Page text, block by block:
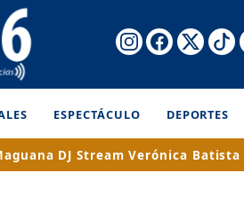
ESPECTÁCULO DEPORTES
DJ Stream Verónica Batista